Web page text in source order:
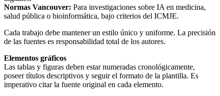
Normas Vancouver: Para investigaciones sobre IA en medicina,
salud pública o bioinformática, bajo criterios del ICMJE.
Cada trabajo debe mantener un estilo único y uniforme. La precisión
de las fuentes es responsabilidad total de los autores.
Elementos gráficos
Las tablas y figuras deben estar numeradas cronológicamente,
poseer títulos descriptivos y seguir el formato de la plantilla. Es
imperativo citar la fuente original en cada elemento.